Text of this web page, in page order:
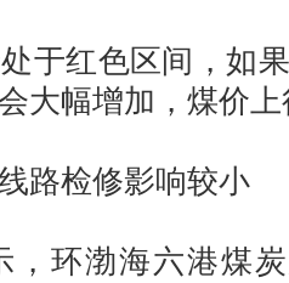
红色区间，如果
大幅增加，煤价
检修影响较小
渤海六港煤炭